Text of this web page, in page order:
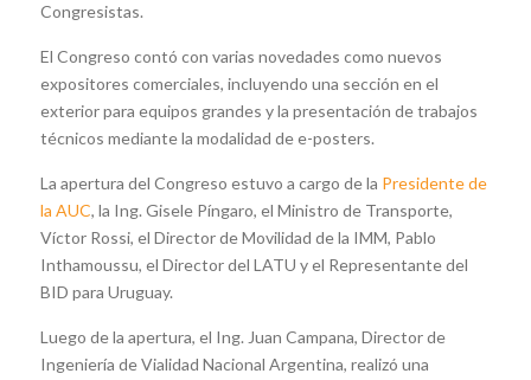
Congresistas.
El Congreso contó con varias novedades como nuevos
expositores comerciales, incluyendo una sección en el
exterior para equipos grandes y la presentación de trabajos
técnicos mediante la modalidad de e-posters.
La apertura del Congreso estuvo a cargo de la Presidente de
la AUC, la Ing. Gisele Píngaro, el Ministro de Transporte,
Víctor Rossi, el Director de Movilidad de la IMM, Pablo
Inthamoussu, el Director del LATU y el Representante del
BID para Uruguay.
Luego de la apertura, el Ing. Juan Campana, Director de
Ingeniería de Vialidad Nacional Argentina, realizó una